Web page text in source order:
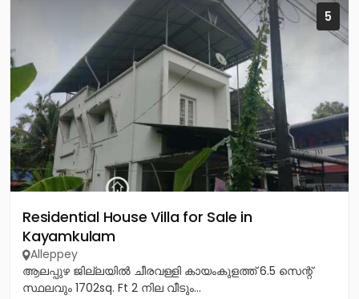
5
Residential House Villa for Sale in
Kayamkulam
Alleppey
ആലപ്പുഴ ജില്ലയിൽ ചീരവള്ളി കായംകുളത്ത് 6.5 സെന്റ്
സ്ഥലവും 1702sq. Ft 2 നില വീടും...